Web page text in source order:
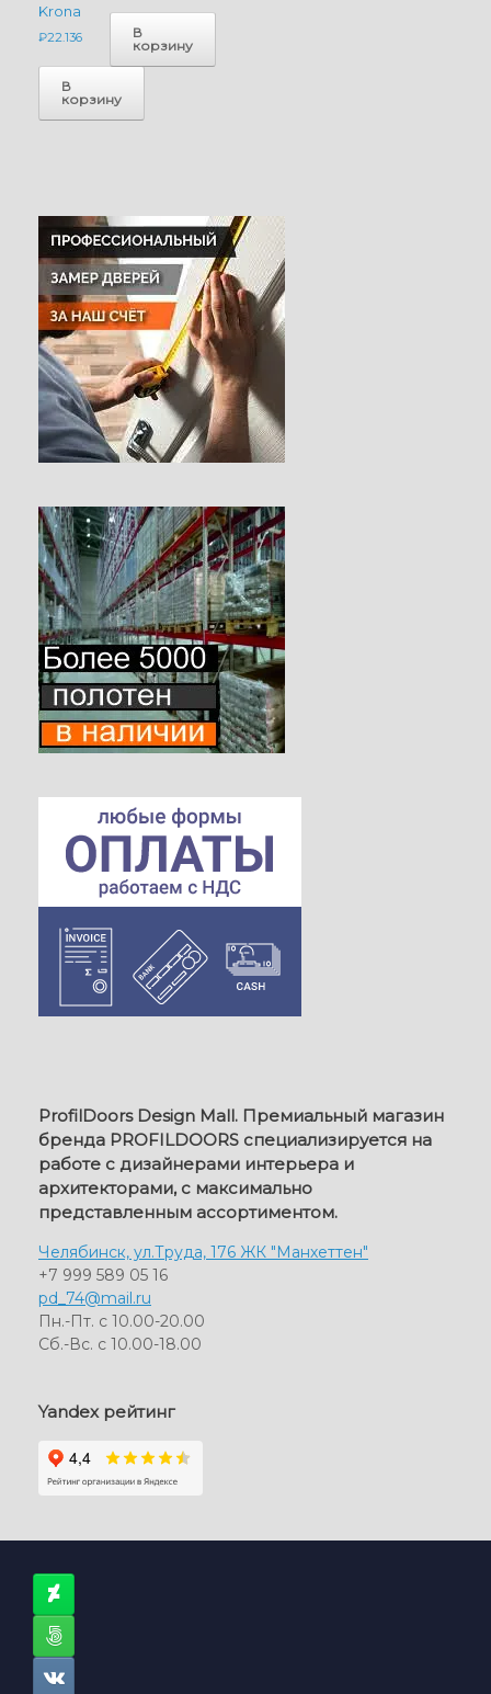
Krona
₽22.136
В
корзину
В
корзину
ProfilDoors Design Mall. Премиальный магазин
бренда PROFILDOORS специализируется на
работе с дизайнерами интерьера и
архитекторами, с максимально
представленным ассортиментом.
Челябинск, ул.Труда, 176 ЖК "Манхеттен"
+7 999 589 05 16
pd_74@mail.ru
Пн.-Пт. с 10.00-20.00
Сб.-Вс. с 10.00-18.00
Yandex рейтинг